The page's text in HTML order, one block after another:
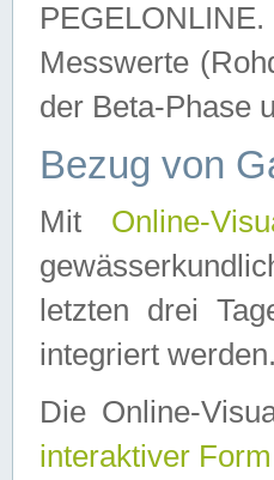
Messwerte
der Beta-Phase
Bezug von
Mit Online-
letzten drei
integriert
Die Online-
interaktiver Form